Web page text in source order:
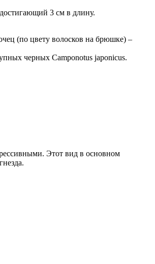
3 см в длину.
(по цвету волосков на брюшке) –
черных Camponotus japonicus.
Этот вид в основном